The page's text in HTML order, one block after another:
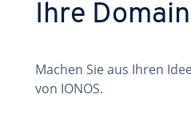
Ihre
Machen Sie aus Ihren
von IONOS.